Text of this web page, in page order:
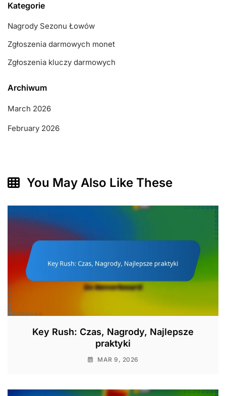
Kategorie
Nagrody Sezonu Łowów
Zgłoszenia darmowych monet
Zgłoszenia kluczy darmowych
Archiwum
March 2026
February 2026
You May Also Like These
Key Rush: Czas, Nagrody, Najlepsze
praktyki
MAR 9, 2026